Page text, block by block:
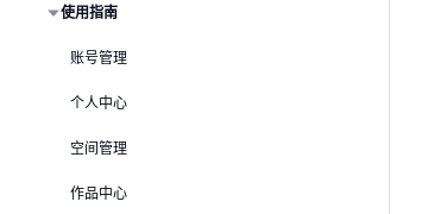
使用指南
账号管理
个人中心
空间管理
作品中心